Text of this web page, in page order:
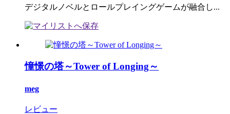
デジタルノベルとロールプレイングゲームが融合し...
憧憬の塔～Tower of Longing～
meg
レビュー